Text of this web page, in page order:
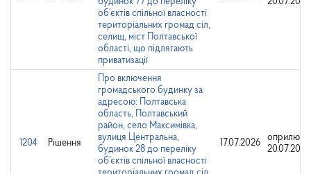
об’єктів спільної власності
територіальних громад сіл,
селищ, міст Полтавської
області, що підлягають
приватизації
1204 Рішення
Про включення
громадського будинку за
адресою: Полтавська
область, Полтавський
район, село Максимівка,
вулиця Центральна,
будинок 28 до переліку
об’єктів спільної власності
17.07.2026
20.07.2026